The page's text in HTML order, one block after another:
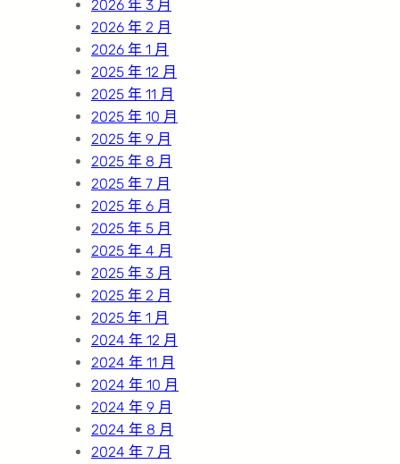
2026 年 3 月
2026 年 2 月
2026 年 1 月
2025 年 12 月
2025 年 11 月
2025 年 10 月
2025 年 9 月
2025 年 8 月
2025 年 7 月
2025 年 6 月
2025 年 5 月
2025 年 4 月
2025 年 3 月
2025 年 2 月
2025 年 1 月
2024 年 12 月
2024 年 11 月
2024 年 10 月
2024 年 9 月
2024 年 8 月
2024 年 7 月